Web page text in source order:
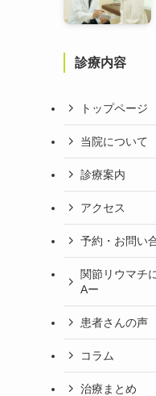
診療内容
トップページ
当院について
診療案内
アクセス
予約・お問い
関節リウマチ
Aー
患者さんの声
コラム
治療まとめ